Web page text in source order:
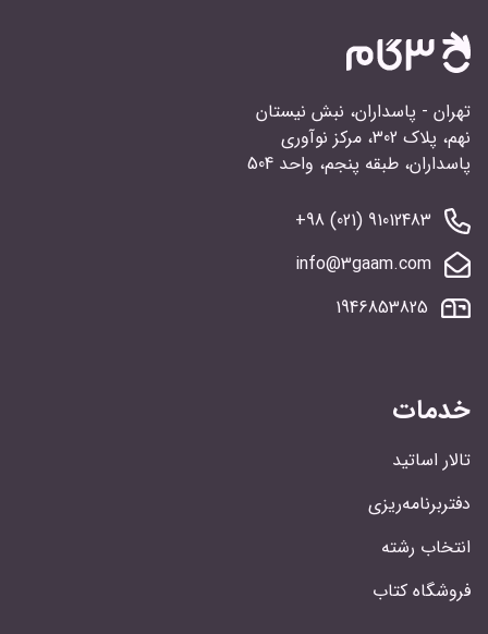
تهران - پاسداران، نبش نیستان
نهم، پلاک 302، مرکز نوآوری
پاسداران، طبقه پنجم، واحد 504
91012483 (021) 98+
info@3gaam.com
1946853825
خدمات
تالار اساتید
دفتربرنامه‌ریزی
انتخاب رشته
فروشگاه کتاب